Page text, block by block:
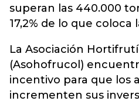
superan las 440.000
17,2% de lo que
La Asociación
(Asohofrucol)
incentivo para que los
incrementen sus